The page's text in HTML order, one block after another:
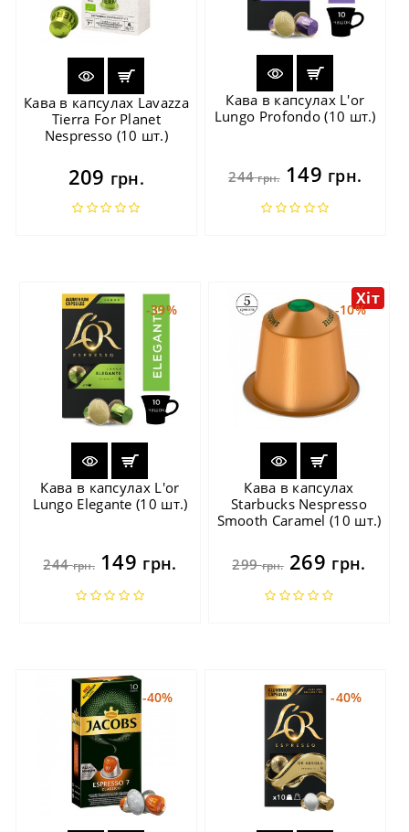
Кава в капсулах Lavazza
Tierra For Planet
Nespresso (10 шт.)
209 грн.
Кава в капсулах L'or
Lungo Profondo (10 шт.)
244грн.149 грн.
-39%
Кава в капсулах L'or
Lungo Elegante (10 шт.)
244грн.149 грн.
-10%
Хіт
Кава в капсулах
Starbucks Nespresso
Smooth Caramel (10 шт.)
299грн.269 грн.
-40% -40%